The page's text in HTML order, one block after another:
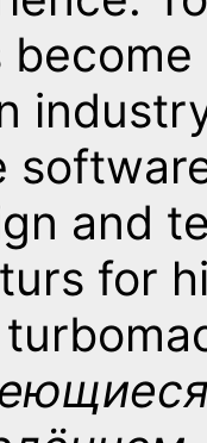
become
and
for